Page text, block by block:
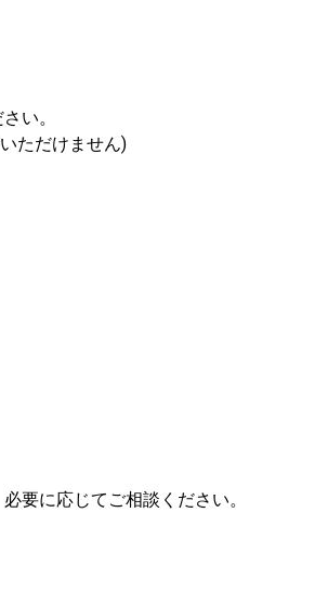
い。
ただけません)
要に応じてご相談ください。